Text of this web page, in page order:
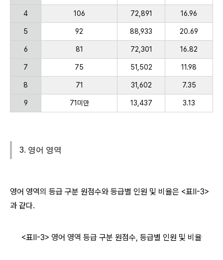
4 106 72,891 16.96
5 92 88,933 20.69
6 81 72,301 16.82
7 75 51,502 11.98
8 71 31,602 7.35
9 71미만 13,437 3.13
3. 영어 영역
영어 영역의 등급 구분 원점수와 등급별 인원 및 비율은 <표Ⅱ-3>
과 같다.
<표Ⅱ-3> 영어 영역 등급 구분 원점수, 등급별 인원 및 비율